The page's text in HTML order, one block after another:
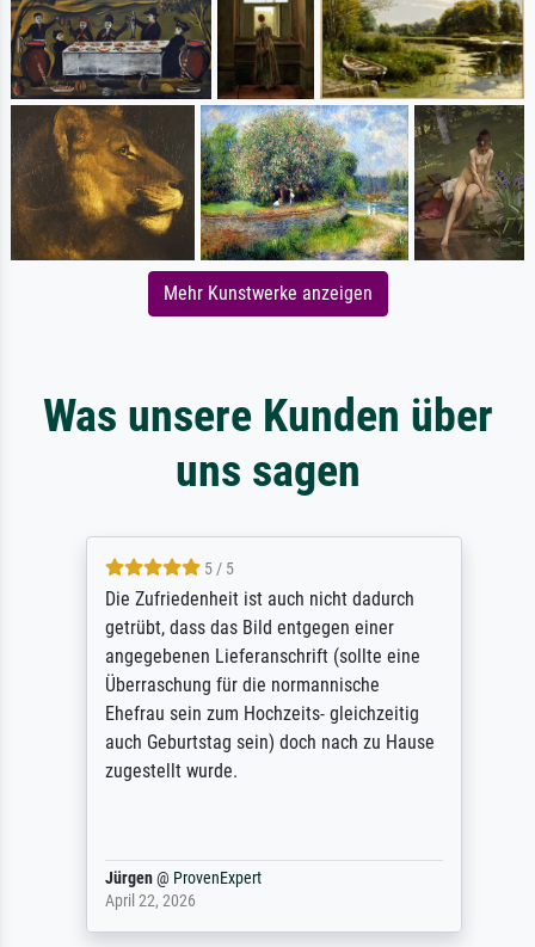
Mehr Kunstwerke anzeigen
Was unsere Kunden über
uns sagen
5 / 5
Die Zufriedenheit ist auch nicht dadurch
getrübt, dass das Bild entgegen einer
angegebenen Lieferanschrift (sollte eine
Überraschung für die normannische
Ehefrau sein zum Hochzeits- gleichzeitig
auch Geburtstag sein) doch nach zu Hause
zugestellt wurde.
Jürgen@ProvenExpert
April 22, 2026